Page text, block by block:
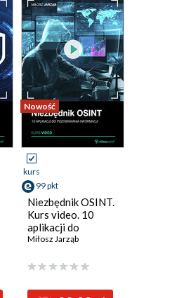
Nowość
kurs
99 pkt
Niezbędnik OSINT.
Kurs video. 10
aplikacji do
pozyskiwania
Miłosz Jarząb